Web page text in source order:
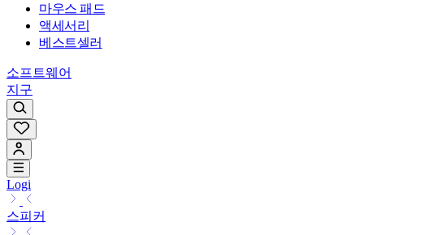
마우스 패드
액세서리
베스트셀러
소프트웨어
지구
Logi
스피커